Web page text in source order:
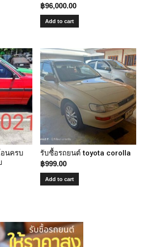
฿96,000.00
Add to cart
นครบ
รับซื้อรถยนต์ toyota corolla
฿999.00
Add to cart